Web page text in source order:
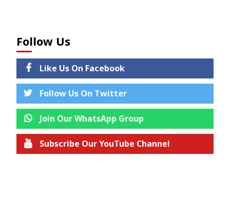
Follow Us
Like Us On Facebook
Follow Us On Twitter
Join Our WhatsApp Group
Subscribe Our YouTube Channel